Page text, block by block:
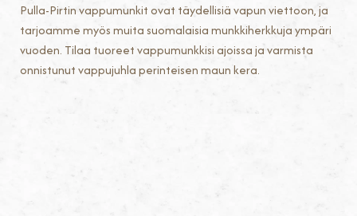
Pulla-Pirtin vappumunkit ovat täydellisiä vapun viettoon, ja
tarjoamme myös muita suomalaisia munkkiherkkuja ympäri
vuoden. Tilaa tuoreet vappumunkkisi ajoissa ja varmista
onnistunut vappujuhla perinteisen maun kera.